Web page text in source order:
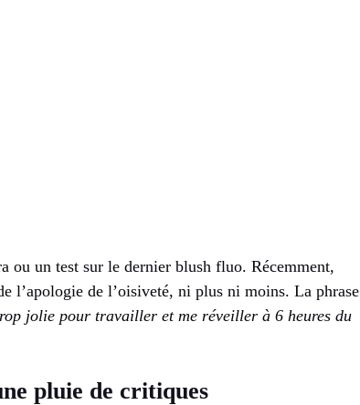
ou un test sur le dernier blush fluo. Récemment,
l’apologie de l’oisiveté, ni plus ni moins. La phrase
jolie pour travailler et me réveiller à 6 heures du
pluie de critiques